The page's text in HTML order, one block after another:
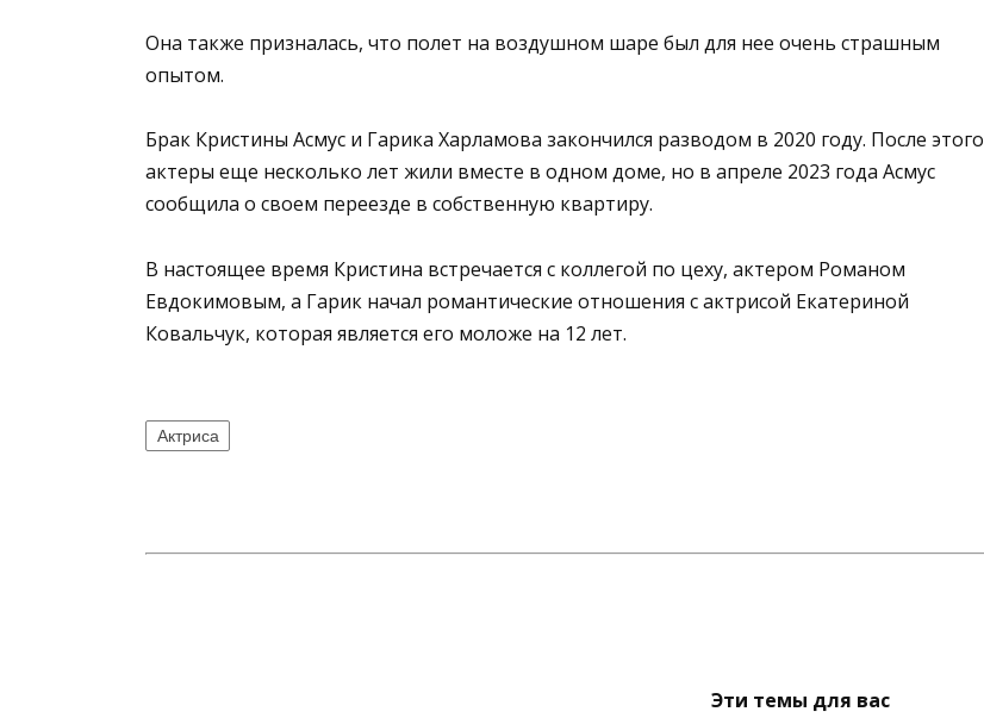
Она также призналась, что полет на воздушном шаре был для нее очень страшным
опытом.
Брак Кристины Асмус и Гарика Харламова закончился разводом в 2020 году. После этого
актеры еще несколько лет жили вместе в одном доме, но в апреле 2023 года Асмус
сообщила о своем переезде в собственную квартиру.
В настоящее время Кристина встречается с коллегой по цеху, актером Романом
Евдокимовым, а Гарик начал романтические отношения с актрисой Екатериной
Ковальчук, которая является его моложе на 12 лет.
Актриса
Эти темы для вас